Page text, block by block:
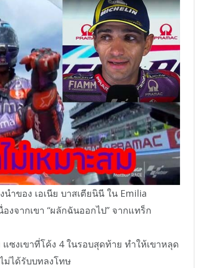
ำของ เอเนีย บาสเตียนินี ใน Emilia
องจากเขา “ผลักฉันออกไป” จากแทร็ก
ซงเขาที่โค้ง 4 ในรอบสุดท้าย ทำให้เขาหลุด
ม่ได้รับบทลงโทษ